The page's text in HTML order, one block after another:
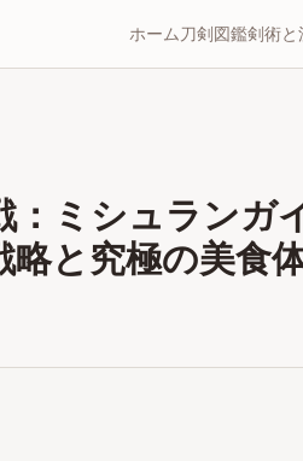
ホーム刀剣図鑑剣術と
ミシュランガ
と究極の美食